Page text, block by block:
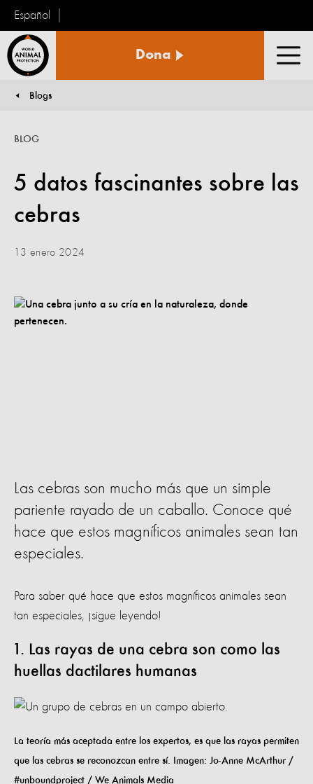
Español
Animal
Dona
You are here:
Blogs
5 datos fascinantes sobre las
cebras
BLOG
13 enero 2024
Las cebras son mucho más que un simple
pariente rayado de un caballo. Conoce qué
hace que estos magníficos animales sean tan
especiales.
Para saber qué hace que estos magníficos animales sean
tan especiales, ¡sigue leyendo!
1. Las rayas de una cebra son como las
huellas dactilares humanas
La teoría más aceptada entre los expertos, es que las rayas permiten
que las cebras se reconozcan entre sí. Imagen: Jo-Anne McArthur /
#unboundproject / We Animals Media